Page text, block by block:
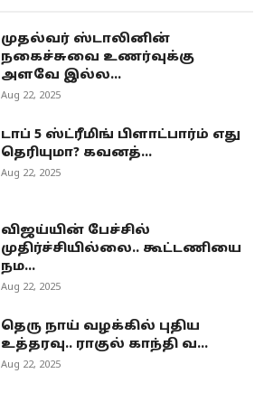
முதல்வர் ஸ்டாலினின்
நகைச்சுவை உணர்வுக்கு
அளவே இல்ல...
Aug 22, 2025
டாப் 5 ஸ்ட்ரீமிங் பிளாட்பார்ம் எது
தெரியுமா? கவனத்...
Aug 22, 2025
விஜய்யின் பேச்சில்
முதிர்ச்சியில்லை.. கூட்டணியை
நம...
Aug 22, 2025
தெரு நாய் வழக்கில் புதிய
உத்தரவு.. ராகுல் காந்தி வ...
Aug 22, 2025